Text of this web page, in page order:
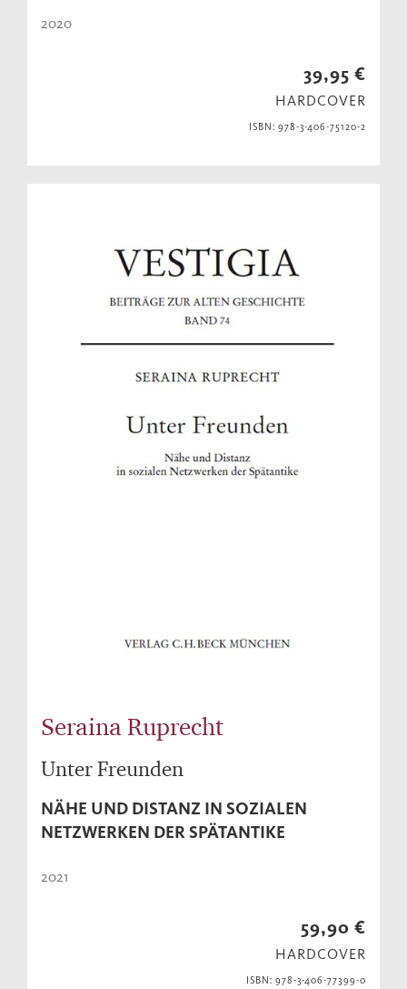
2020
39,95 €
HARDCOVER
ISBN: 978-3-406-75120-2
Seraina Ruprecht
Unter Freunden
NÄHE UND DISTANZ IN SOZIALEN
NETZWERKEN DER SPÄTANTIKE
2021
59,90 €
HARDCOVER
ISBN: 978-3-406-77399-0